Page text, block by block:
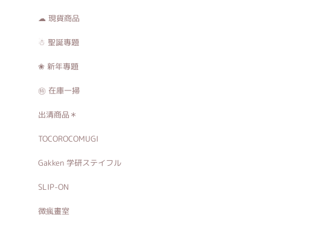
☁ 現貨商品
☃ 聖誕專題
❀ 新年專題
㊕ 在庫一掃
出清商品＊
TOCOROCOMUGI
Gakken 学研ステイフル
SLIP-ON
微瘋畫室